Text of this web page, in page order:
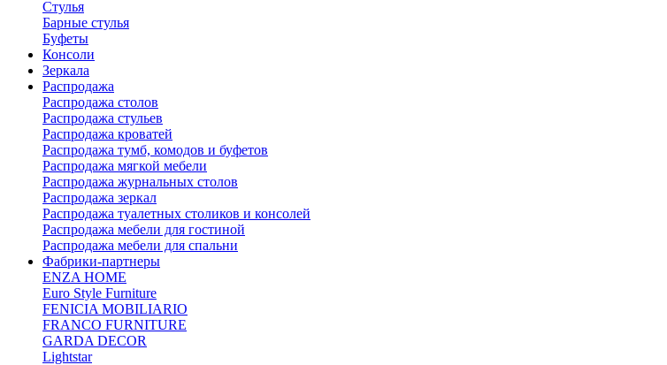
Стулья
Барные стулья
Буфеты
Консоли
Зеркала
Распродажа
Распродажа столов
Распродажа стульев
Распродажа кроватей
Распродажа тумб, комодов и буфетов
Распродажа мягкой мебели
Распродажа журнальных столов
Распродажа зеркал
Распродажа туалетных столиков и консолей
Распродажа мебели для гостиной
Распродажа мебели для спальни
Фабрики-партнеры
ENZA HOME
Euro Style Furniture
FENICIA MOBILIARIO
FRANCO FURNITURE
GARDA DECOR
Lightstar